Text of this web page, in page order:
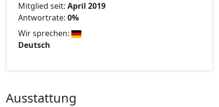
Mitglied seit: April 2019
Antwortrate: 0%
Wir sprechen:
Deutsch
Ausstattung